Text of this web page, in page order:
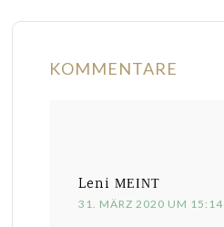
KOMMENTARE
Leni MEINT
31. MÄRZ 2020 UM 15:14